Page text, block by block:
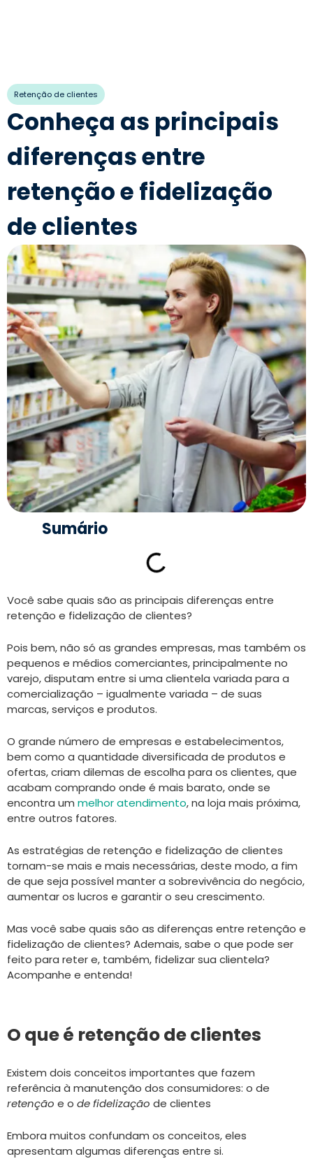
Retenção de clientes
Conheça as principais
diferenças entre
retenção e fidelização
de clientes
Sumário
Você sabe quais são as principais diferenças entre
retenção e fidelização de clientes?
Pois bem, não só as grandes empresas, mas também os
pequenos e médios comerciantes, principalmente no
varejo, disputam entre si uma clientela variada para a
comercialização – igualmente variada – de suas
marcas, serviços e produtos.
O grande número de empresas e estabelecimentos,
bem como a quantidade diversificada de produtos e
ofertas, criam dilemas de escolha para os clientes, que
acabam comprando onde é mais barato, onde se
encontra um melhor atendimento, na loja mais próxima,
entre outros fatores.
As estratégias de retenção e fidelização de clientes
tornam-se mais e mais necessárias, deste modo, a fim
de que seja possível manter a sobrevivência do negócio,
aumentar os lucros e garantir o seu crescimento.
Mas você sabe quais são as diferenças entre retenção e
fidelização de clientes? Ademais, sabe o que pode ser
feito para reter e, também, fidelizar sua clientela?
Acompanhe e entenda!
O que é retenção de clientes
Existem dois conceitos importantes que fazem
referência à manutenção dos consumidores: o de
retenção e o de fidelização de clientes
Embora muitos confundam os conceitos, eles
apresentam algumas diferenças entre si.